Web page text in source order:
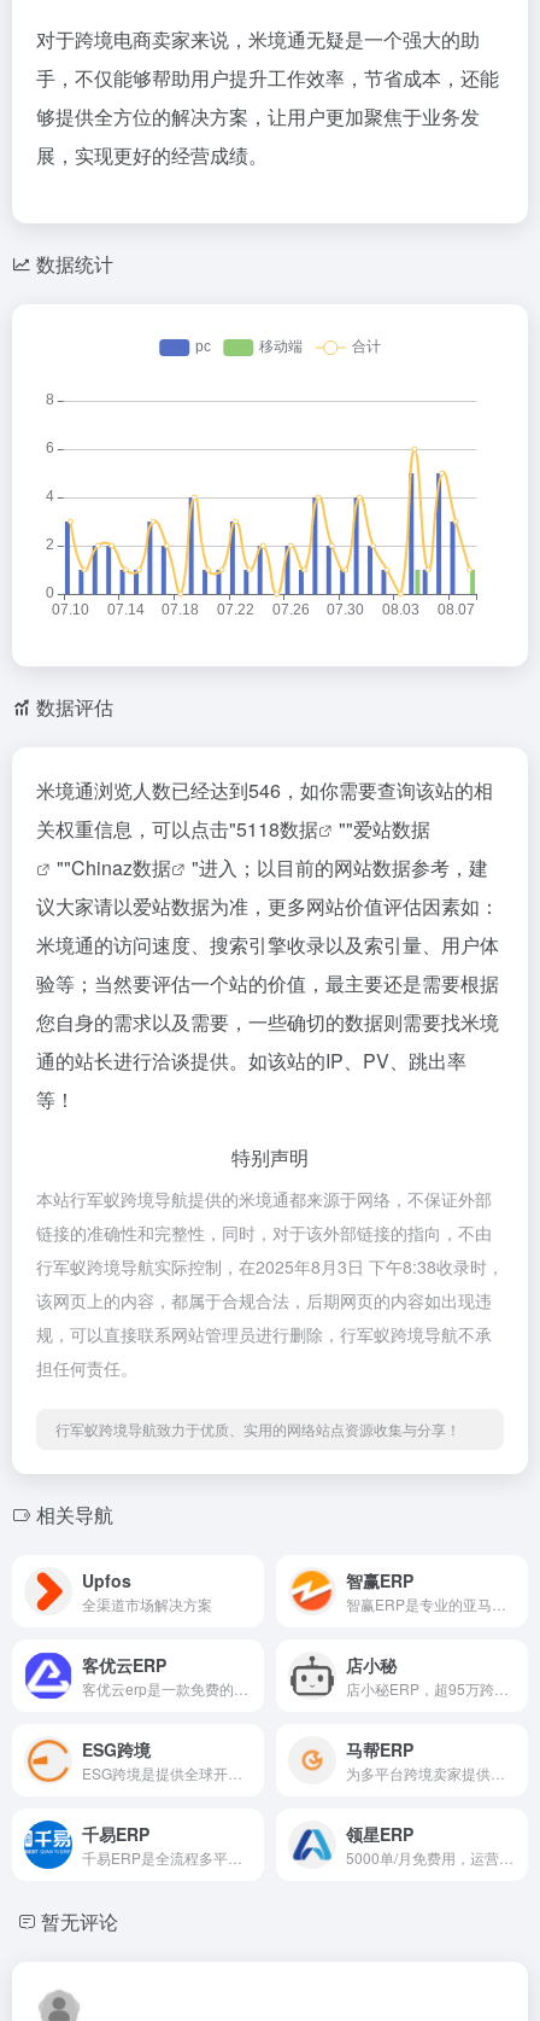
对于跨境电商卖家来说，米境通无疑是一个强大的助
手，不仅能够帮助用户提升工作效率，节省成本，还能
够提供全方位的解决方案，让用户更加聚焦于业务发
展，实现更好的经营成绩。
数据统计
数据评估
米境通浏览人数已经达到546，如你需要查询该站的相
关权重信息，可以点击"5118数据 ""爱站数据
""Chinaz数据
"进入；以目前的网站数据参考，建
议大家请以爱站数据为准，更多网站价值评估因素如：
米境通的访问速度、搜索引擎收录以及索引量、用户体
验等；当然要评估一个站的价值，最主要还是需要根据
您自身的需求以及需要，一些确切的数据则需要找米境
通的站长进行洽谈提供。如该站的IP、PV、跳出率
等！
特别声明
本站行军蚁跨境导航提供的米境通都来源于网络，不保证外部
链接的准确性和完整性，同时，对于该外部链接的指向，不由
行军蚁跨境导航实际控制，在2025年8月3日 下午8:38收录时，
该网页上的内容，都属于合规合法，后期网页的内容如出现违
规，可以直接联系网站管理员进行删除，行军蚁跨境导航不承
担任何责任。
行军蚁跨境导航致力于优质、实用的网络站点资源收集与分享！
相关导航
Upfos
全渠道市场解决方案
智赢ERP
客优云ERP 店小秘
ESG跨境 马帮ERP
千易ERP 领星ERP
暂无评论